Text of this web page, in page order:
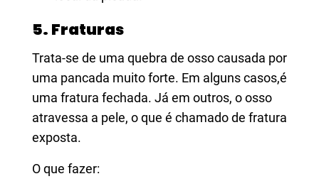
5. Fraturas
Trata-se de uma quebra de osso causada por
uma pancada muito forte. Em alguns casos,é
uma fratura fechada. Já em outros, o osso
atravessa a pele, o que é chamado de fratura
exposta.
O que fazer: